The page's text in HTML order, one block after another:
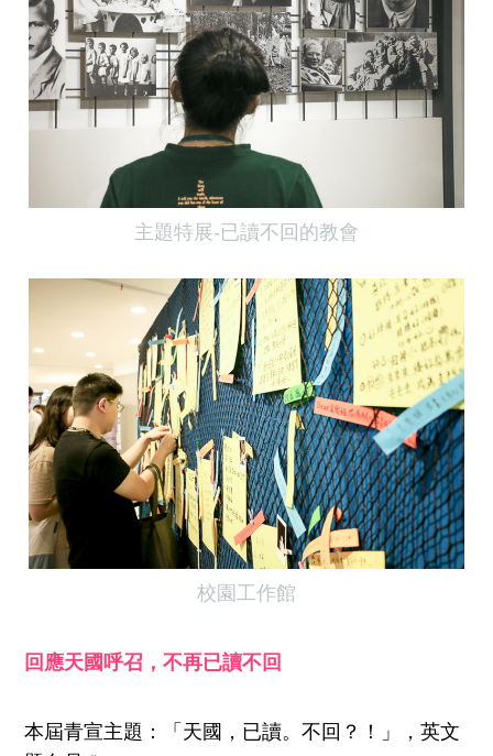
主題特展-已讀不回的教會
校園工作館
回應天國呼召，不再已讀不回
本屆青宣主題：「天國，已讀。不回？！」，英文